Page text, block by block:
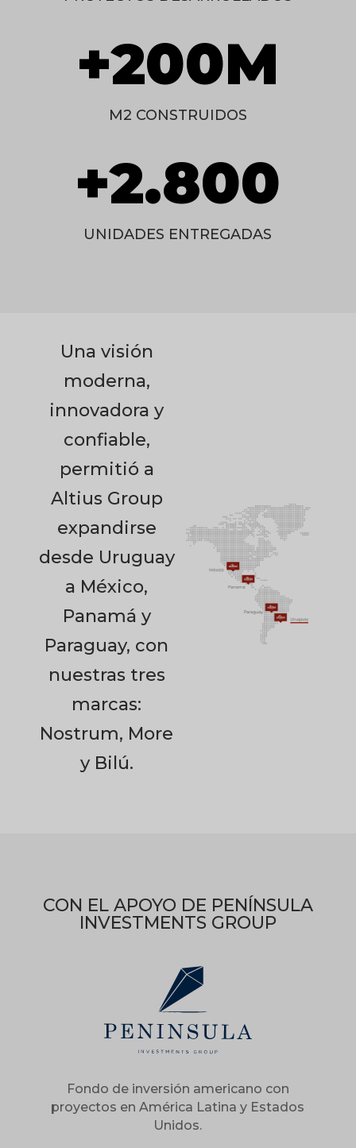
+200M
M2 CONSTRUIDOS
+2.800
UNIDADES ENTREGADAS
Una visión
moderna,
innovadora y
confiable,
permitió a
Altius Group
expandirse
desde Uruguay
a México,
Panamá y
Paraguay, con
nuestras tres
marcas:
Nostrum, More
y Bilú.
CON EL APOYO DE PENÍNSULA
INVESTMENTS GROUP
Fondo de inversión americano con
proyectos en América Latina y Estados
Unidos.